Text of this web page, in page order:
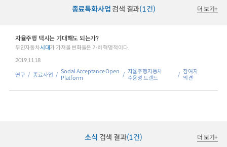
종료특화사업 검색 결과(1건) 더 보기+
자율주행 택시는 기대해도 되는가?
무인자동차시대가 가져올 변화들은 가히 혁명적이다.
2019.11.18
연구 종료사업
Social Acceptance Open
Platform
자율주행자동차
수용성 트렌드
참여자
의견
소식 검색 결과(1건) 더 보기+